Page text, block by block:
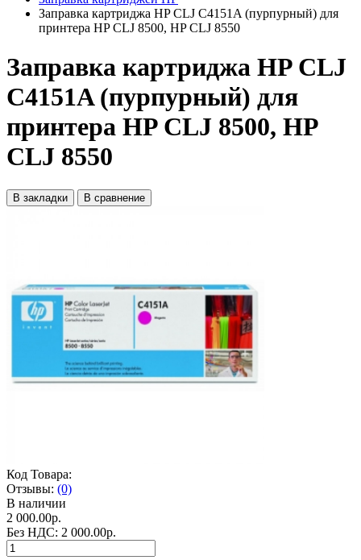
Заправка картриджа HP CLJ С4151A (пурпурный) для
принтера HP CLJ 8500, HP CLJ 8550
Заправка картриджа HP CLJ
С4151A (пурпурный) для
принтера HP CLJ 8500, HP
CLJ 8550
В закладки В сравнение
Код Товара:
Отзывы: (0)
В наличии
2 000.00р.
Без НДС: 2 000.00р.